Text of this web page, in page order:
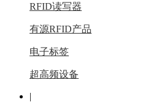
RFID读写器
有源RFID产品
电子标签
超高频设备
|